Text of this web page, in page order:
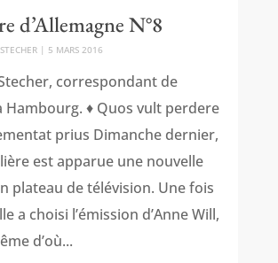
d’Allemagne N°8
| 5 MARS 2016
correspondant de
Hambourg. ♦ Quos vult perdere
prius Dimanche dernier,
est apparue une nouvelle
plateau de télévision. Une fois
a choisi l’émission d’Anne Will,
d’où...